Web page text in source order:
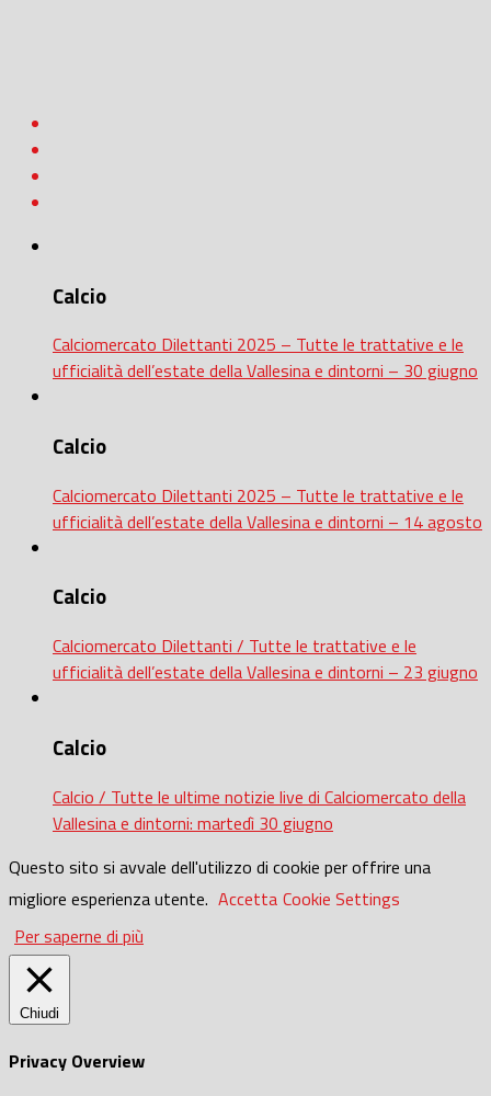
Calcio
Calciomercato Dilettanti 2025 – Tutte le trattative e le
ufficialità dell’estate della Vallesina e dintorni – 30 giugno
Calcio
Calciomercato Dilettanti 2025 – Tutte le trattative e le
ufficialità dell’estate della Vallesina e dintorni – 14 agosto
Calcio
Calciomercato Dilettanti / Tutte le trattative e le
ufficialità dell’estate della Vallesina e dintorni – 23 giugno
Calcio
Calcio / Tutte le ultime notizie live di Calciomercato della
Vallesina e dintorni: martedì 30 giugno
Questo sito si avvale dell'utilizzo di cookie per offrire una
migliore esperienza utente. Accetta Cookie Settings
Per saperne di più
Chiudi
Privacy Overview